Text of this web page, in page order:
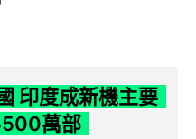
印度成新機主要
萬部